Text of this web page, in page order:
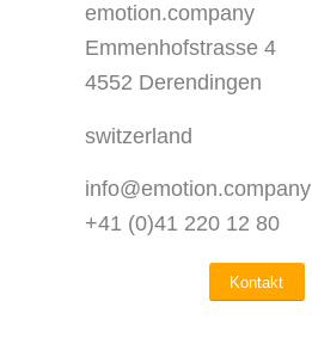
emotion.company
Emmenhofstrasse 4
4552 Derendingen
switzerland
info@emotion.company
+41 (0)41 220 12 80
Kontakt